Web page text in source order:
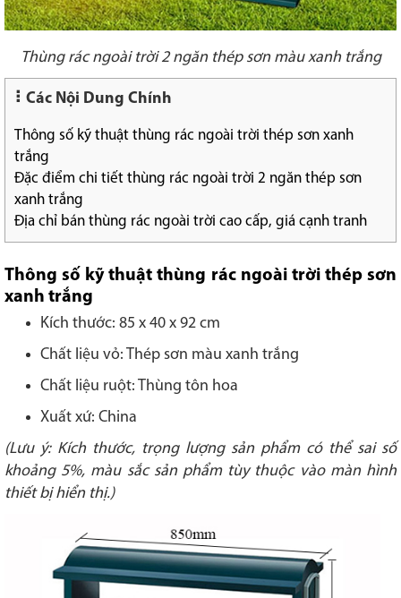
Thùng rác ngoài trời 2 ngăn thép sơn màu xanh trắng
Các Nội Dung Chính
Thông số kỹ thuật thùng rác ngoài trời thép sơn xanh
trắng
Đặc điểm chi tiết thùng rác ngoài trời 2 ngăn thép sơn
xanh trắng
Địa chỉ bán thùng rác ngoài trời cao cấp, giá cạnh tranh
Thông số kỹ thuật thùng rác ngoài trời thép sơn
xanh trắng
Kích thước: 85 x 40 x 92 cm
Chất liệu vỏ: Thép sơn màu xanh trắng
Chất liệu ruột: Thùng tôn hoa
Xuất xứ: China
(Lưu ý: Kích thước, trọng lượng sản phẩm có thể sai số
khoảng 5%, màu sắc sản phẩm tùy thuộc vào màn hình
thiết bị hiển thị.)